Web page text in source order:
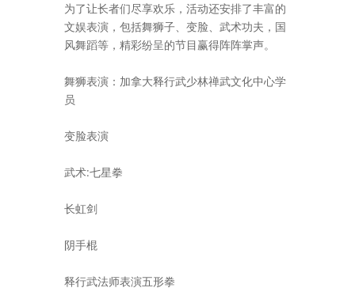
为了让长者们尽享欢乐，活动还安排了丰富的
文娱表演，包括舞狮子、变脸、武术功夫，国
风舞蹈等，精彩纷呈的节目赢得阵阵掌声。
舞狮表演：加拿大释行武少林禅武文化中心学
员
变脸表演
武术:七星拳
长虹剑
阴手棍
释行武法师表演五形拳